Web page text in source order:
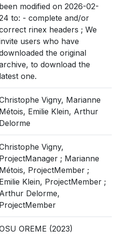
been modified on 2026-02-
to: - complete and/or
rinex headers ; We
users who have
the original
to download the
latest one.
Vigny, Marianne
Métois, Emilie Klein, Arthur
Delorme
Vigny,
ProjectManager ; Marianne
Métois, ProjectMember ;
Emilie Klein, ProjectMember ;
Arthur Delorme,
ProjectMember
OREME (2023)